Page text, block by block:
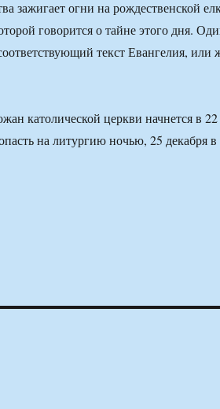
зажигает огни на рождественской
говорится о тайне этого дня.
текст Евангелия, или
католической церкви начнется в 22
на литургию ночью, 25 декабря в